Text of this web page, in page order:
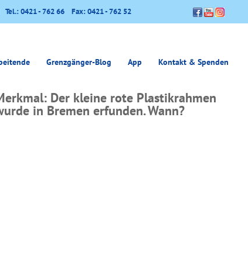
0421 - 762 66 Fax: 0421 - 762 52
Grenzgänger-Blog App Kontakt & Spenden
Der kleine rote Plastikrahmen
in Bremen erfunden. Wann?